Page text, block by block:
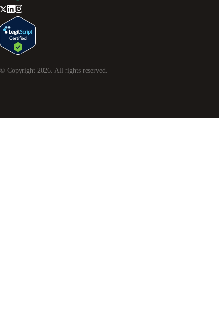
© Copyright 2026 . All rights reserved.